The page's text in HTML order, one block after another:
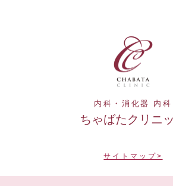
内科・消化器 内科
ちゃばたクリニ
サイトマップ>